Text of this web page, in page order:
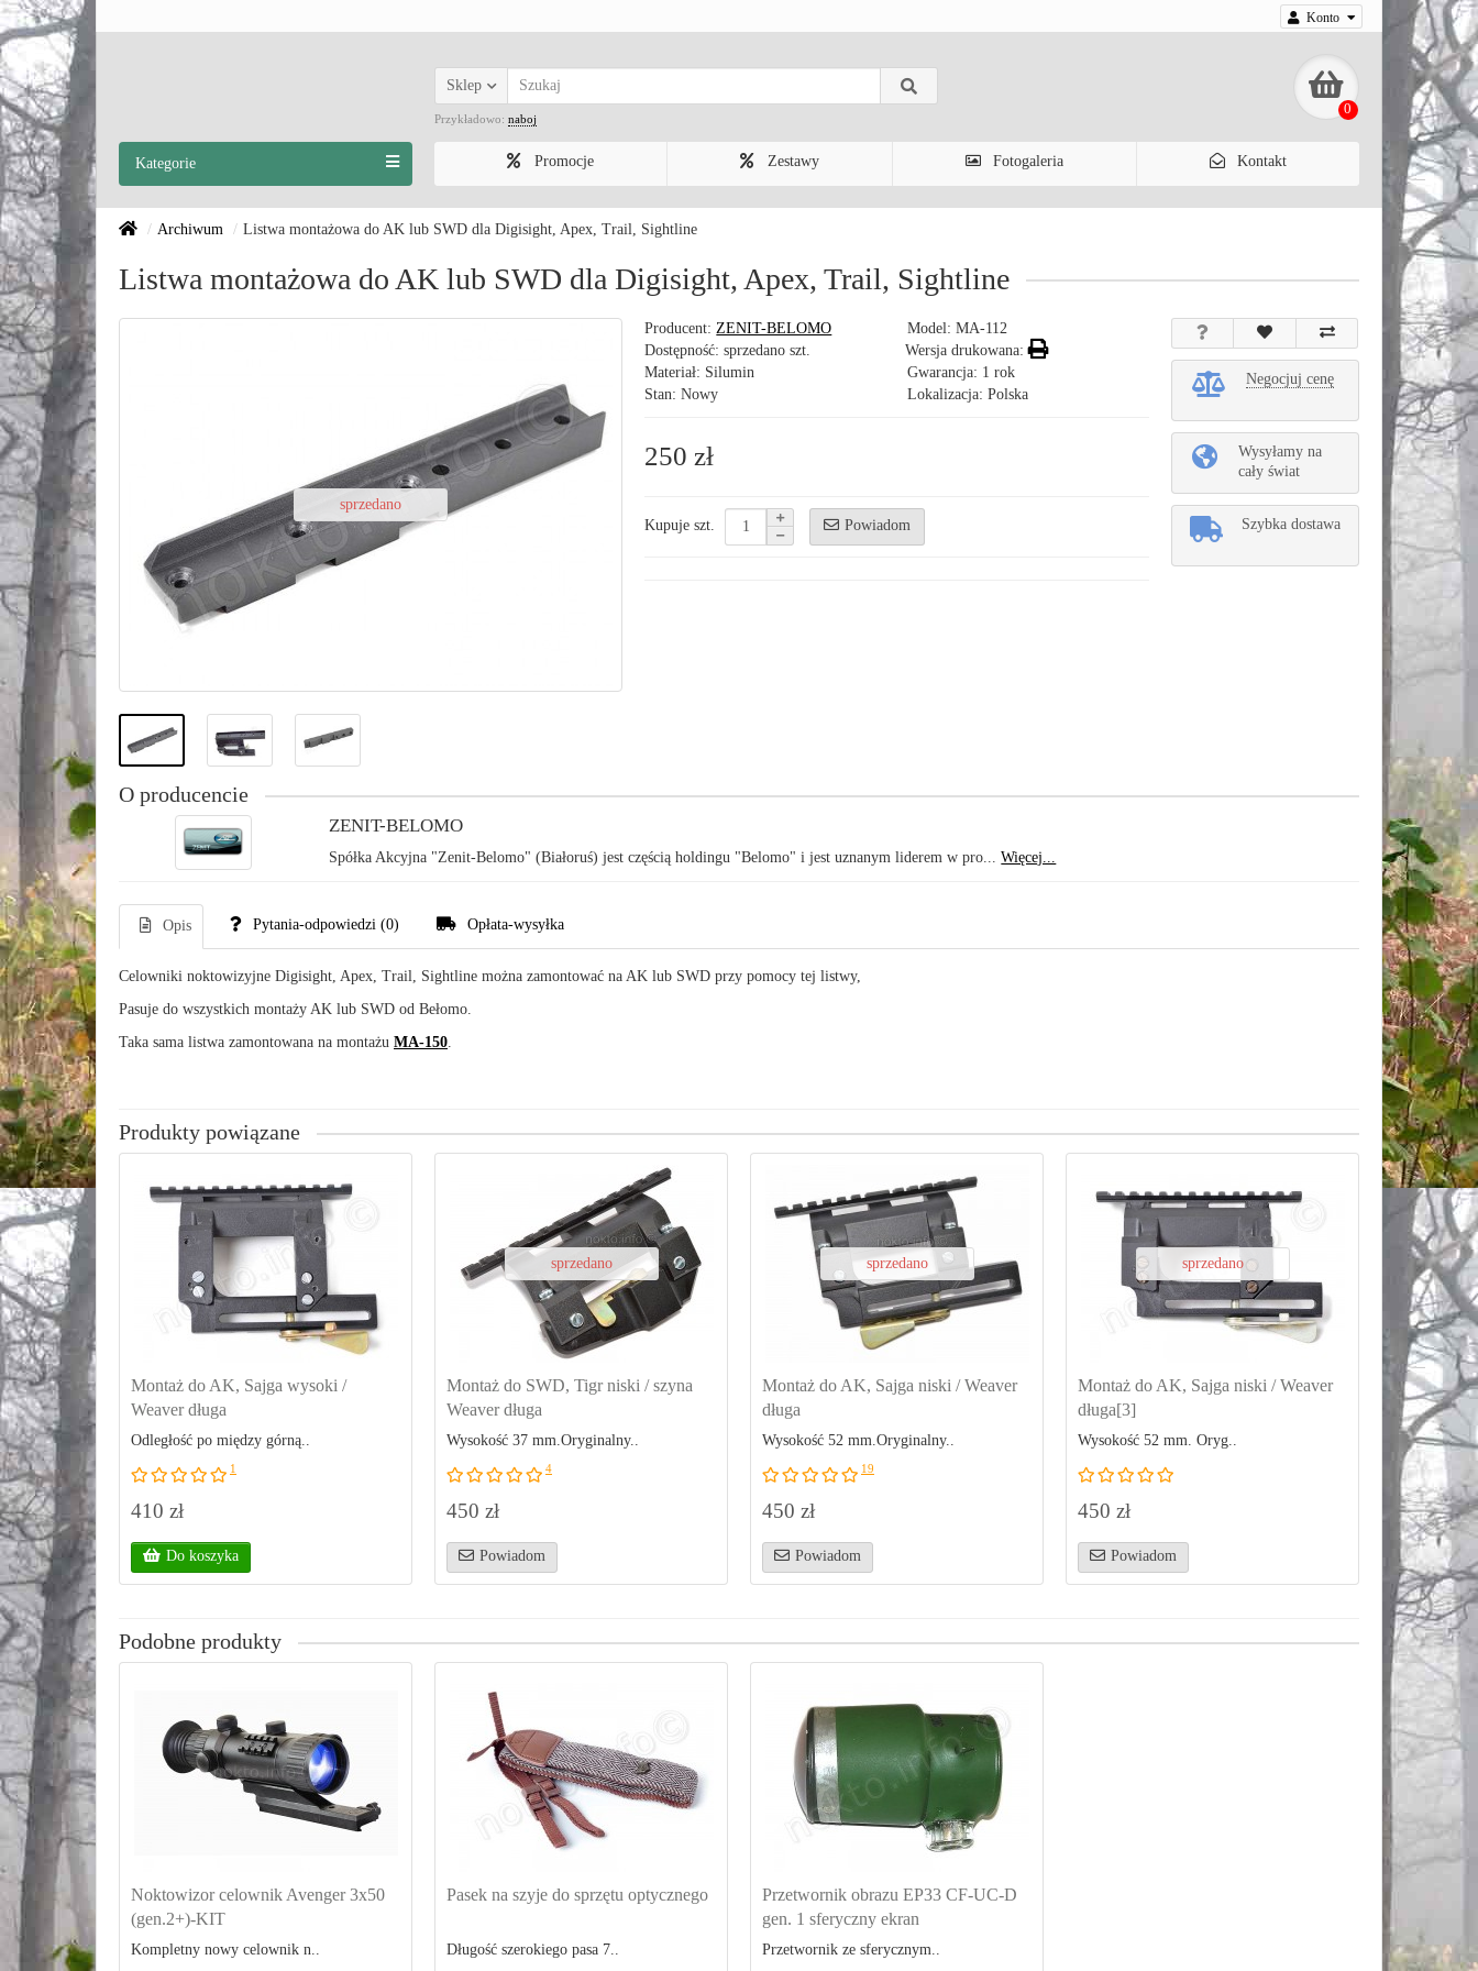
Konto
0
Sklep
Przykładowo: naboj
Promocje Zestawy Fotogaleria Kontakt
Kategorie
Archiwum Listwa montażowa do AK lub SWD dla Digisight, Apex, Trail, Sightline
Listwa montażowa do AK lub SWD dla Digisight, Apex, Trail, Sightline
sprzedano
Producent:ZENIT-BELOMO Model:MA-112
Wersja drukowana:
Dostępność: sprzedano szt.
Materiał: Silumin
Gwarancja: 1 rok
Stan: Nowy
Lokalizacja: Polska
250 zł
Kupuje szt. Powiadom
Negocjuj cenę
Wysyłamy na
cały świat
Szybka dostawa
O producencie
ZENIT-BELOMO
Spółka Akcyjna "Zenit-Belomo" (Białoruś) jest częścią holdingu "Belomo" i jest uznanym liderem w pro...Więcej...
Opis Pytania-odpowiedzi (0) Opłata-wysyłka
Celowniki noktowizyjne Digisight, Apex, Trail, Sightline można zamontować na AK lub SWD przy pomocy tej listwy,
Pasuje do wszystkich montaży AK lub SWD od Bełomo.
Taka sama listwa zamontowana na montażu MA-150.
Produkty powiązane
Montaż do AK, Sajga wysoki /
Weaver długa
Odległość po między górną..
1
410 zł
Do koszyka
sprzedano
Montaż do SWD, Tigr niski / szyna
Weaver długa
Wysokość 37 mm.Oryginalny..
4
450 zł
Powiadom
sprzedano
Montaż do AK, Sajga niski / Weaver
długa
Wysokość 52 mm.Oryginalny..
19
450 zł
Powiadom
sprzedano
Montaż do AK, Sajga niski / Weaver
długa[3]
Wysokość 52 mm. Oryg..
450 zł
Powiadom
Podobne produkty
Noktowizor celownik Avenger 3x50
(gen.2+)-KIT
Kompletny nowy celownik n..
Pasek na szyje do sprzętu optycznego
Długość szerokiego pasa 7..
Przetwornik obrazu EP33 CF-UC-D
gen. 1 sferyczny ekran
Przetwornik ze sferycznym..